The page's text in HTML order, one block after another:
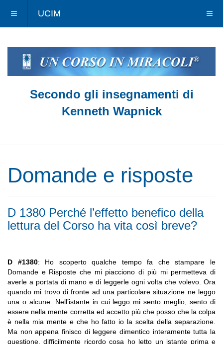
UCIM
Secondo gli insegnamenti di
Kenneth Wapnick
Domande e risposte
D 1380 Perché l’effetto benefico della
lettura del Corso ha vita così breve?
D #1380: Ho scoperto qualche tempo fa che stampare le
Domande e Risposte che mi piacciono di più mi permetteva di
averle a portata di mano e di leggerle ogni volta che volevo. Ora
quando mi trovo di fronte ad una particolare situazione ne leggo
una o alcune. Nell’istante in cui leggo mi sento meglio, sento di
essere nella mente corretta ed accetto più che posso che la colpa
è nella mia mente e che ho fatto io la scelta della separazione.
Ma non appena finisco di leggere dimentico interamente tutta la
questione, difficilmente ricordo cosa ho letto un istante prima e